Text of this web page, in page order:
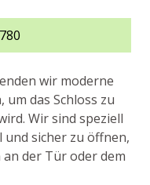
wir moderne
das Schloss zu
Wir sind speziell
und sicher zu öffnen,
der Tür oder dem